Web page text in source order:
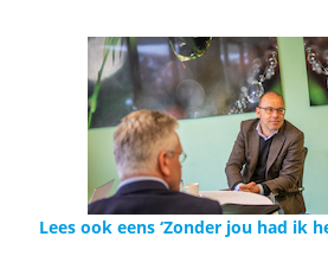
Lees ook eens ‘Zonder jou had ik